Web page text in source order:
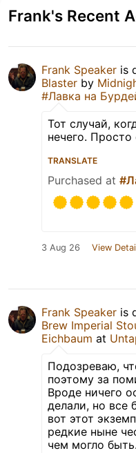
Frank's Recent
Frank Speaker is
Blaster by
#Лавка на
Тот случай,
нечего.
TRANSLATE
Purchased at
3 Aug 26 View
Frank Speaker is
Brew Imperial
Eichbaum at
Подозреваю,
поэтому за
Вроде ничего
делали, но все
вот этот
редкие ныне
чем могло